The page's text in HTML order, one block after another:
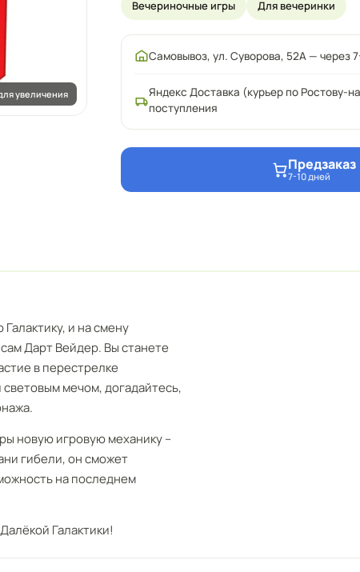
увеличения
Вечериночные игры Для вечеринки
Самовывоз, ул. Суворова, 52А — через
Яндекс Доставка (курьер по Ростову-
поступления
Предзаказ
7-10 дней
и на смену
Дарт Вейдер. Вы станете
в перестрелке
мечом, догадайтесь,
новую игровую механику –
гибели, он сможет
на последнем
Галактики!